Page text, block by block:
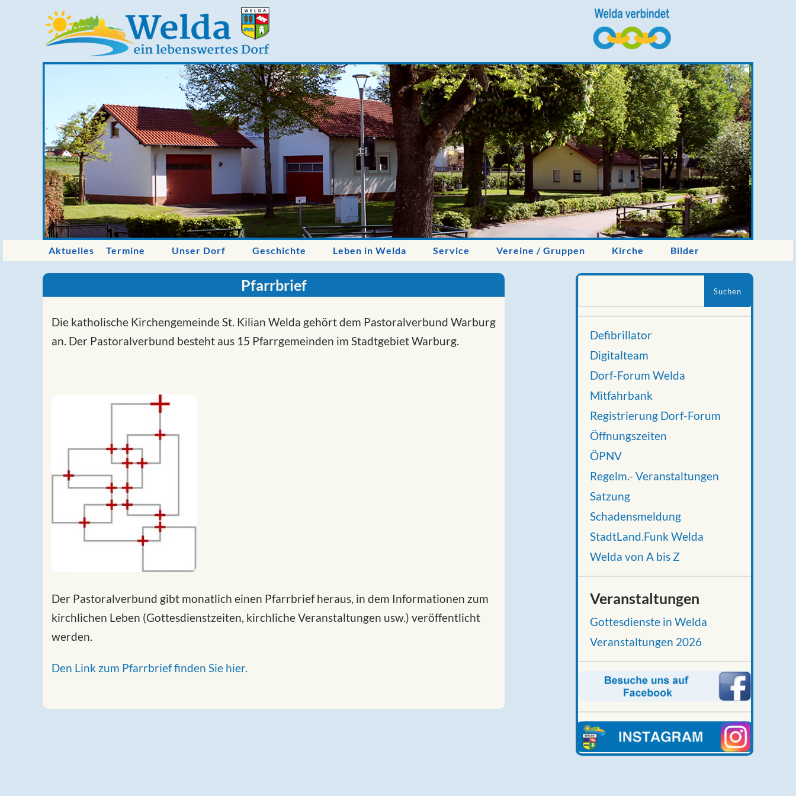
Aktuelles Termine Unser Dorf Geschichte Leben in Welda Service Vereine / Gruppen Kirche Bilder
Pfarrbrief
Die katholische Kirchengemeinde St. Kilian Welda gehört dem Pastoralverbund Warburg
an. Der Pastoralverbund besteht aus 15 Pfarrgemeinden im Stadtgebiet Warburg.
Der Pastoralverbund gibt monatlich einen Pfarrbrief heraus, in dem Informationen zum
kirchlichen Leben (Gottesdienstzeiten, kirchliche Veranstaltungen usw.) veröffentlicht
werden.
Den Link zum Pfarrbrief finden Sie hier.
Suchen
Defibrillator
Digitalteam
Dorf-Forum Welda
Mitfahrbank
Registrierung Dorf-Forum
Öffnungszeiten
ÖPNV
Regelm.- Veranstaltungen
Satzung
Schadensmeldung
StadtLand.Funk Welda
Welda von A bis Z
Veranstaltungen
Gottesdienste in Welda
Veranstaltungen 2026